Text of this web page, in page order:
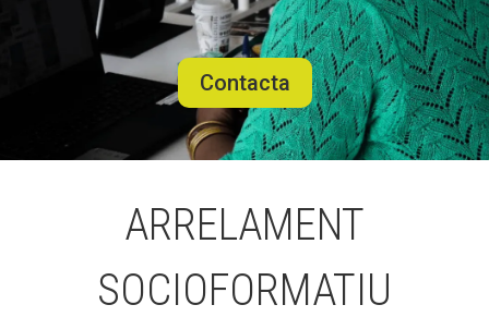
Contacta
ARRELAMENT
SOCIOFORMATIU
ACCIÓ SOCIAL I JOVES
SUPORT TERCER SECTOR
ACCIÓ SOCIAL I JOVES
SUPORT TERCER SECTOR